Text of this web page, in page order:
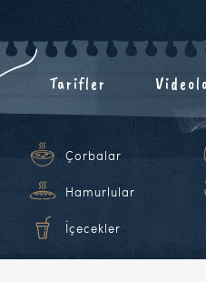
Tarifler
Çorbalar
Hamurlular
İçecekler